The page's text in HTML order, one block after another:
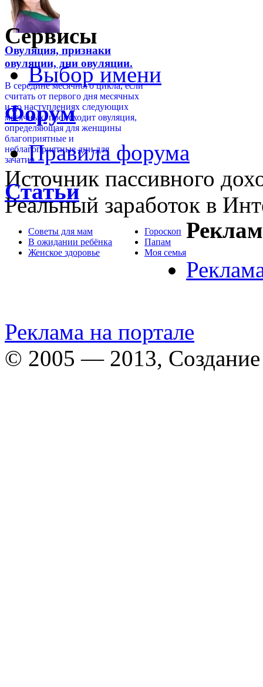
Овуляция, признаки
овуляции, дни овуляции.
В середине месячного цикла, если
считать от первого дня месячных
и до наступлениях следующих
месячных, происходит овуляция,
определяющая для женщины
благоприятные и
неблагоприятные дни для
зачатия...
Источник пассивного
Реальный заработок в
Сервисы
Выбор имени
Форум
Правила форума
Статьи
Советы для мам
В ожидании ребёнка
Женское здоровье
Гороскоп
Папам
Моя семья
Реклама на портале
© 2005 — 2013, Создание